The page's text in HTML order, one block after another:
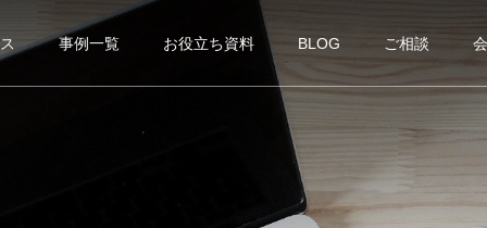
事例一覧 お役立ち資料 BLOG ご相談